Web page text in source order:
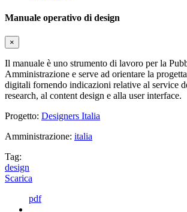
Manuale operativo di design
×
Il manuale è uno strumento di lavoro per la
Amministrazione e serve ad orientare la
digitali fornendo indicazioni relative al service
research, al content design e alla user interface.
Progetto: Designers Italia
Amministrazione: italia
Tag:
design
Scarica
pdf